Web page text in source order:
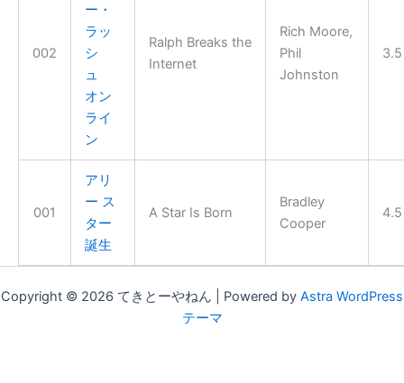
002
ー・
ラッ
シ
ュ
オン
ライ
ン
Ralph Breaks the
Internet
Rich Moore,
Phil
Johnston
3.5
001
アリ
ー ス
ター
誕生
A Star Is Born
Bradley
Cooper
4.5
Copyright © 2026 てきとーやねん | Powered by Astra WordPress
テーマ